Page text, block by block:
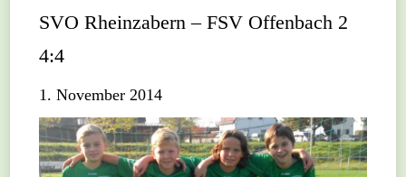
SVO Rheinzabern – FSV Offenbach 2
4:4
1. November 2014